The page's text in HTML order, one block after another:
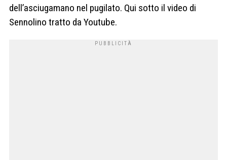
dell’asciugamano nel pugilato. Qui sotto il video di
Sennolino tratto da Youtube.